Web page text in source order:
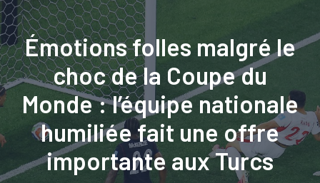
Émotions folles malgré le
choc de la Coupe du
Monde : l’équipe nationale
humiliée fait une offre
importante aux Turcs